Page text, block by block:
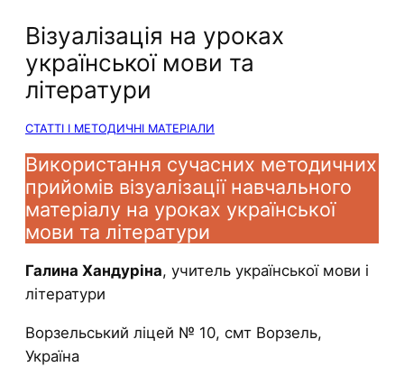
Візуалізація на уроках
української мови та
літератури
СТАТТІ І МЕТОДИЧНІ МАТЕРІАЛИ
Використання сучасних методичних
прийомів візуалізації навчального
матеріалу на уроках української
мови та літератури
Галина Хандуріна, учитель української мови і
літератури
Ворзельський ліцей № 10, смт Ворзель,
Україна